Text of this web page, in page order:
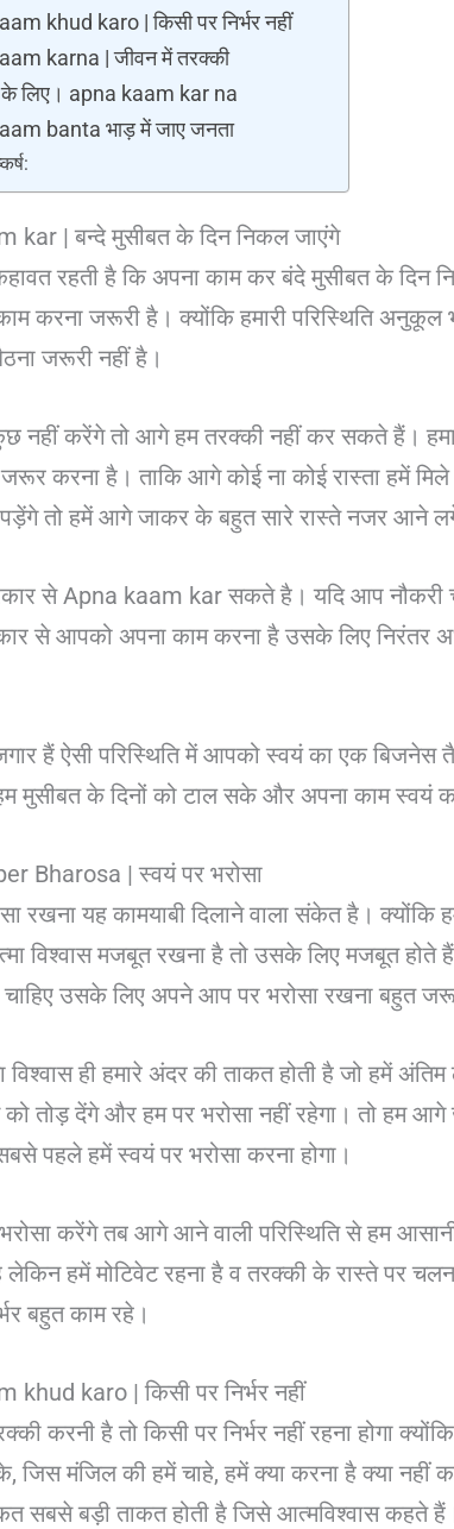
khud karo | किसी पर निर्भर नहीं
karna | जीवन में तरक्की
के लिए। apna kaam kar na
banta भाड़ में जाए जनता
kar | बन्दे मुसीबत के दिन निकल जाएंगे
रहती है कि अपना काम कर बंदे मुसीबत के दिन
करना जरूरी है। क्योंकि हमारी परिस्थिति
जरूरी नहीं है।
नहीं करेंगे तो आगे हम तरक्की नहीं कर सकते हैं।
करना है। ताकि आगे कोई ना कोई रास्ता हमें
तो हमें आगे जाकर के बहुत सारे रास्ते नजर आने
से Apna kaam kar सकते है। यदि आप नौकरी
से आपको अपना काम करना है उसके लिए
हैं ऐसी परिस्थिति में आपको स्वयं का एक बिजनेस
हम मुसीबत के दिनों को टाल सके और अपना काम
Bharosa | स्वयं पर भरोसा
रखना यह कामयाबी दिलाने वाला संकेत है।
विश्वास मजबूत रखना है तो उसके लिए मजबूत
चाहिए उसके लिए अपने आप पर भरोसा रखना बहुत
विश्वास ही हमारे अंदर की ताकत होती है जो हमें
को तोड़ देंगे और हम पर भरोसा नहीं रहेगा। तो हम
पहले हमें स्वयं पर भरोसा करना होगा।
करेंगे तब आगे आने वाली परिस्थिति से हम
हमें मोटिवेट रहना है व तरक्की के रास्ते पर
बहुत काम रहे।
khud karo | किसी पर निर्भर नहीं
करनी है तो किसी पर निर्भर नहीं रहना होगा
मंजिल की हमें चाहे, हमें क्या करना है क्या नहीं
सबसे बड़ी ताकत होती है जिसे आत्मविश्वास कहते